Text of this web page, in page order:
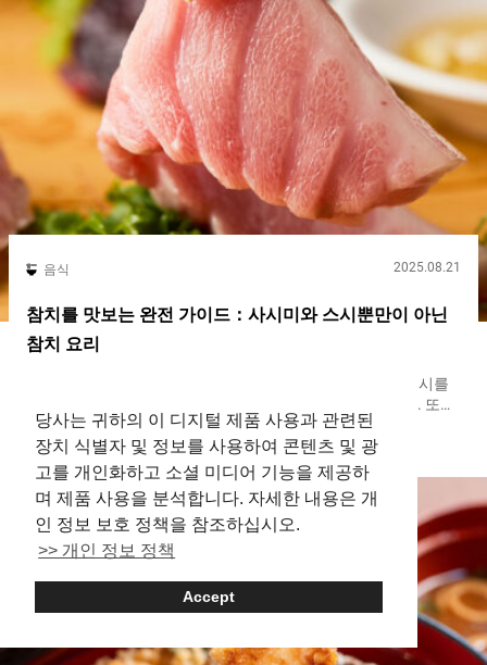
당사는 귀하의 이 디지털 제품 사용과 관련된
장치 식별자 및 정보를 사용하여 콘텐츠 및 광
고를 개인화하고 소셜 미디어 기능을 제공하
며 제품 사용을 분석합니다. 자세한 내용은 개
인 정보 보호 정책을 참조하십시오.
>> 개인 정보 정책
Accept
가볍게 즐길 수 있는 한 곳입니다. 벽을 가득 메운 일본주의 라벨
정석이자 철판！ 먼저 주문하고 싶은 추천 메뉴 『니혼슈 바루 카
모스（Sake...
음식 2025.08.21
참치를 맛보는 완전 가이드：사시미와 스시뿐만이 아닌
참치 요리
일본은 참치 소비량이 세계 １위라고 알려진 나라입니다. 스시를
필두로, 일본에서는 참치를 다양한 요리로 즐길 수 있습니다. 또한,
희소한 부위를 제공하는 가게도 있어, 일본은 참치를 즐기기에 최
적의 장소입니다. 참치의 부위별 특징과 추천 먹는 방법을 알아보
고, 참치의 매력을 느껴보세요. 참치의 종류와 제철 시기 일본에서
자주 유통되는 참치의 종류는 ５가지입니다. 쿠로마구로（혼마구
로）를 필두로, 미나미마구로（인도마구로）, 메바치마구로, 키하
다마구로, 빈나가마구로（빈초마구로）가 주요한 종류로 알려져
있습니다. 쿠로마구로：５가지 중에서도 가장 최고급으로 여겨집
니다. 일본 근해에서 어획되는 쿠로마구로의 제철은 겨울입니다.
미나미마구로：봄～가을에 제철을 맞이하며, 쿠로마구로 다음으
로 고급으로 여겨지는 경우가 많습니다. 메바치마구로：세계의 넓
은 해역에 서식하는 참치의 종류입니다. 일본 근해에서 어획되는
메바치마구로의 제철은 １년에 ２번 있으며, 가을～겨울과 봄입니
Tokyo Seafood Sushi